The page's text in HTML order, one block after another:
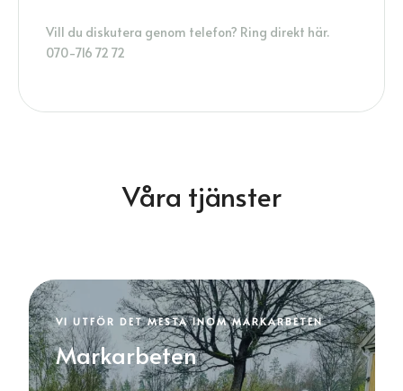
Vill du diskutera genom telefon? Ring direkt här.
070-716 72 72
Våra tjänster
VI UTFÖR DET MESTA INOM MARKARBETEN
Markarbeten